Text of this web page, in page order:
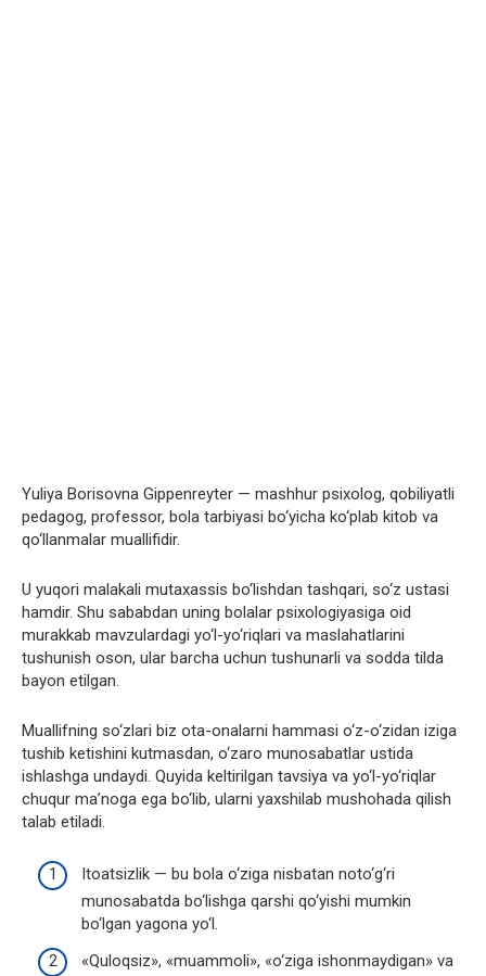
Yuliya Borisovna Gippenreyter — mashhur psixolog, qobiliyatli
pedagog, professor, bola tarbiyasi bo‘yicha ko‘plab kitob va
qo‘llanmalar muallifidir.
U yuqori malakali mutaxassis bo‘lishdan tashqari, so‘z ustasi
hamdir. Shu sababdan uning bolalar psixologiyasiga oid
murakkab mavzulardagi yo‘l-yo‘riqlari va maslahatlarini
tushunish oson, ular barcha uchun tushunarli va sodda tilda
bayon etilgan.
Muallifning so‘zlari biz ota-onalarni hammasi o‘z-o‘zidan iziga
tushib ketishini kutmasdan, o‘zaro munosabatlar ustida
ishlashga undaydi. Quyida keltirilgan tavsiya va yo‘l-yo‘riqlar
chuqur ma’noga ega bo‘lib, ularni yaxshilab mushohada qilish
talab etiladi.
Itoatsizlik — bu bola o‘ziga nisbatan noto‘g‘ri
munosabatda bo‘lishga qarshi qo‘yishi mumkin
bo‘lgan yagona yo‘l.
«Quloqsiz», «muammoli», «o‘ziga ishonmaydigan» va